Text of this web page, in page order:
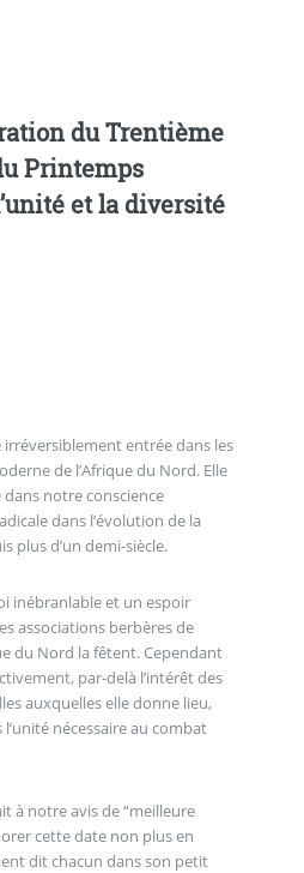
du Trentième
Printemps
et la diversité
irréversiblement entrée dans les
de l’Afrique du Nord. Elle
notre conscience
dans l’évolution de la
plus d’un demi-siècle.
inébranlable et un espoir
associations berbères de
du Nord la fêtent. Cependant
par-delà l’intérêt des
auxquelles elle donne lieu,
l’unité nécessaire au combat
à notre avis de “meilleure
cette date non plus en
dit chacun dans son petit